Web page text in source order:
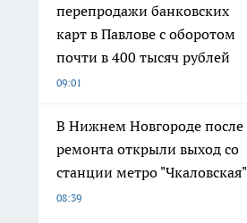
перепродажи банковских
карт в Павлове с оборотом
почти в 400 тысяч рублей
09:01
В Нижнем Новгороде после
ремонта открыли выход со
станции метро "Чкаловская"
08:39